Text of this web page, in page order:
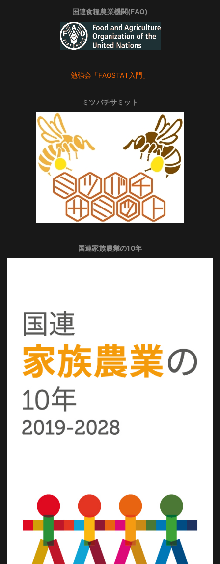
国連食糧農業機関(FAO)
勉強会「FAOSTAT入門」
ミツバチサミット
国連家族農業の10年